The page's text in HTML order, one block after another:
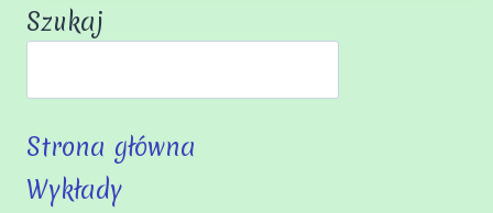
Szukaj
Strona główna
Wykłady